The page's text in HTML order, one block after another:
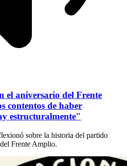
el aniversario del Frente
contentos de haber
estructuralmente"
sobre la historia del partido
Frente Amplio.